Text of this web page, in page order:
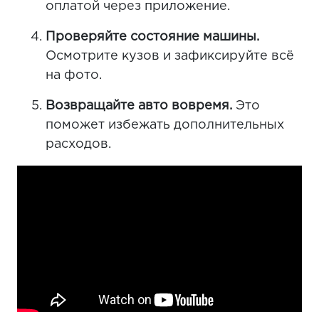
оплатой через приложение.
Проверяйте состояние машины.
Осмотрите кузов и зафиксируйте всё
на фото.
Возвращайте авто вовремя. Это
поможет избежать дополнительных
расходов.